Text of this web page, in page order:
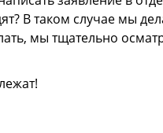
В таком случае мы
мы тщательно